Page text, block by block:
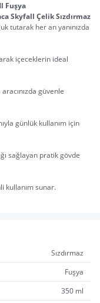
Fuşya
Skyfall Çelik Sızdırmaz
tutarak her an yanınızda
içeceklerin ideal
güvenle
günlük kullanım için
sağlayan pratik gövde
kullanım sunar.
Sızdırmaz
Fuşya
350 ml